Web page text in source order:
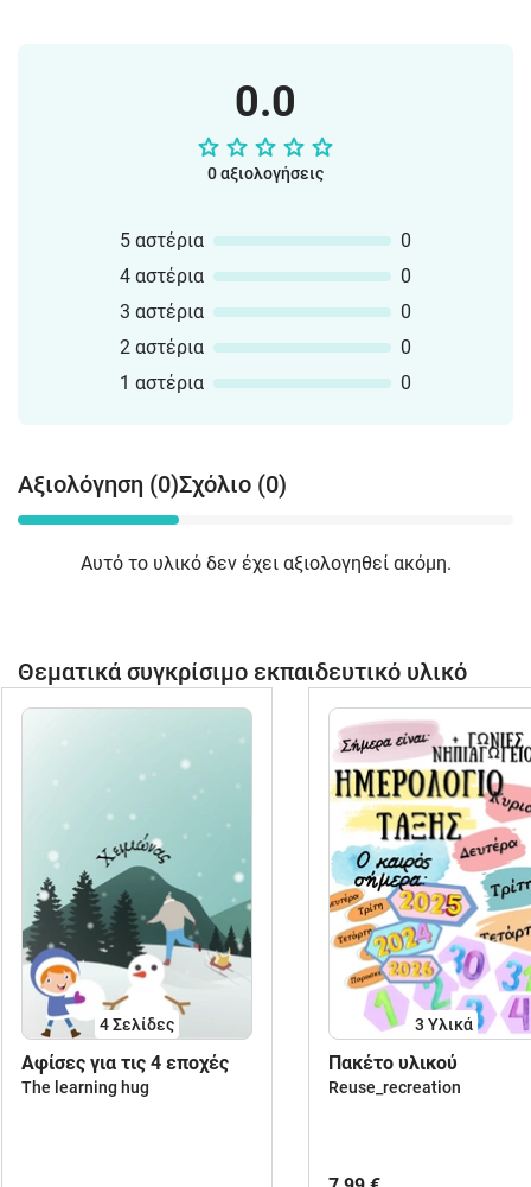
0.0
0 αξιολογήσεις
5 αστέρια
0
4 αστέρια
0
3 αστέρια
0
2 αστέρια
0
1 αστέρια
0
Αξιολόγηση (0)Σχόλιο (0)
Αυτό το υλικό δεν έχει αξιολογηθεί ακόμη.
Θεματικά συγκρίσιμο εκπαιδευτικό υλικό
4Σελίδες
Aφίσες για τις 4 εποχές
The learning hug
3 Υλικά
Πακέτο υλικού
Reuse_recreation